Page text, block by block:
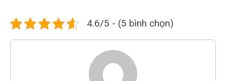
4.6/5 - (5 bình chọn)